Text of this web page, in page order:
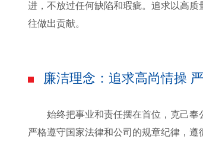
进，不放过任何缺陷和瑕疵。追求以高
往做出贡献。
廉洁理念：追求高尚情操
始终把事业和责任摆在首位，克己奉公
严格遵守国家法律和公司的规章纪律，遵